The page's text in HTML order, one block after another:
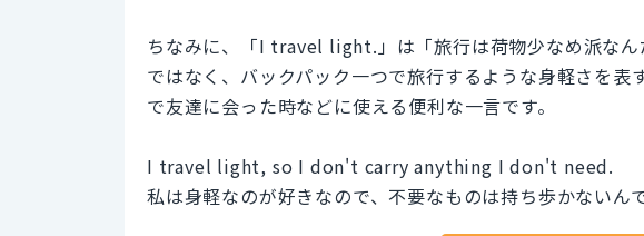
ちなみに、「I travel light.」は「旅行は荷物少なめ派なん
ではなく、バックパック一つで旅行するような身軽さを表
で友達に会った時などに使える便利な一言です。
I travel light, so I don't carry anything I don't need.
私は身軽なのが好きなので、不要なものは持ち歩かないんで